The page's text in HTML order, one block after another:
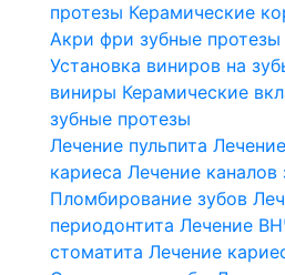
протезы Керамические
Акри фри зубные
Установка виниров на
виниры Керамические
зубные протезы
Лечение пульпита
кариеса Лечение каналов
Пломбирование зубов
периодонтита Лечение
стоматита Лечение